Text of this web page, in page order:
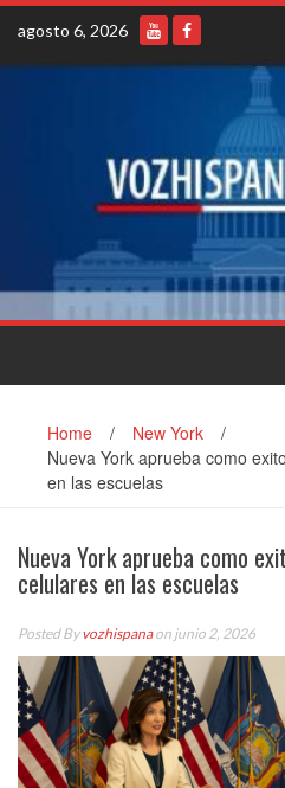
Skip
content
agosto 6, 2026
Home / New York
/
Nueva York aprueba como
en las escuelas
Nueva York aprueba como
celulares en las escuelas
Posted Byvozhispanaon junio 2, 2026